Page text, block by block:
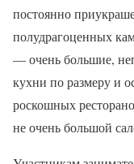
постоянно
полудрагоценных
— очень большие,
кухни по размеру и
роскошных
не очень большой